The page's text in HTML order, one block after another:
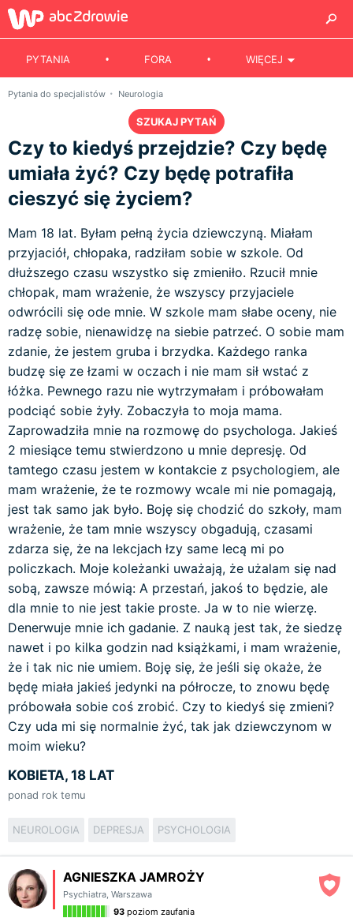
PYTANIA FORA WIĘCEJ
Pytania do specjalistów Neurologia
SZUKAJ PYTAŃ
Czy to kiedyś przejdzie? Czy będę
umiała żyć? Czy będę potrafiła
cieszyć się życiem?
Mam 18 lat. Byłam pełną życia dziewczyną. Miałam
przyjaciół, chłopaka, radziłam sobie w szkole. Od
dłuższego czasu wszystko się zmieniło. Rzucił mnie
chłopak, mam wrażenie, że wszyscy przyjaciele
odwrócili się ode mnie. W szkole mam słabe oceny, nie
radzę sobie, nienawidzę na siebie patrzeć. O sobie mam
zdanie, że jestem gruba i brzydka. Każdego ranka
budzę się ze łzami w oczach i nie mam sił wstać z
łóżka. Pewnego razu nie wytrzymałam i próbowałam
podciąć sobie żyły. Zobaczyła to moja mama.
Zaprowadziła mnie na rozmowę do psychologa. Jakieś
2 miesiące temu stwierdzono u mnie depresję. Od
tamtego czasu jestem w kontakcie z psychologiem, ale
mam wrażenie, że te rozmowy wcale mi nie pomagają,
jest tak samo jak było. Boję się chodzić do szkoły, mam
wrażenie, że tam mnie wszyscy obgadują, czasami
zdarza się, że na lekcjach łzy same lecą mi po
policzkach. Moje koleżanki uważają, że użalam się nad
sobą, zawsze mówią: A przestań, jakoś to będzie, ale
dla mnie to nie jest takie proste. Ja w to nie wierzę.
Denerwuje mnie ich gadanie. Z nauką jest tak, że siedzę
nawet i po kilka godzin nad książkami, i mam wrażenie,
że i tak nic nie umiem. Boję się, że jeśli się okaże, że
będę miała jakieś jedynki na półrocze, to znowu będę
próbowała sobie coś zrobić. Czy to kiedyś się zmieni?
Czy uda mi się normalnie żyć, tak jak dziewczynom w
moim wieku?
KOBIETA, 18 LAT
ponad rok temu
NEUROLOGIA DEPRESJA PSYCHOLOGIA
AGNIESZKA JAMROŻY
Psychiatra, Warszawa
93 poziom zaufania